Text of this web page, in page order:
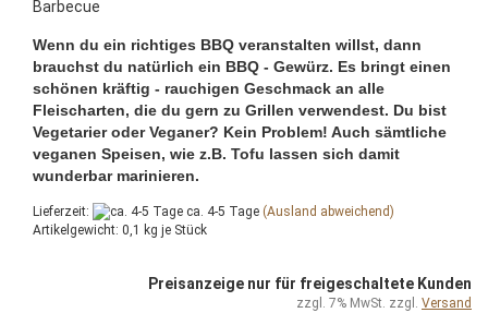
Barbecue
Wenn du ein richtiges BBQ veranstalten willst, dann
brauchst du natürlich ein BBQ - Gewürz. Es bringt einen
schönen kräftig - rauchigen Geschmack an alle
Fleischarten, die du gern zu Grillen verwendest. Du bist
Vegetarier oder Veganer? Kein Problem! Auch sämtliche
veganen Speisen, wie z.B. Tofu lassen sich damit
wunderbar marinieren.
Lieferzeit: ca. 4-5 Tage (Ausland abweichend)
Artikelgewicht: 0,1 kg je Stück
Preisanzeige nur für freigeschaltete Kunden
zzgl. 7% MwSt. zzgl. Versand